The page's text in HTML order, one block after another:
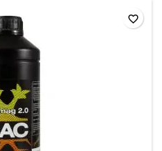
favorite_border